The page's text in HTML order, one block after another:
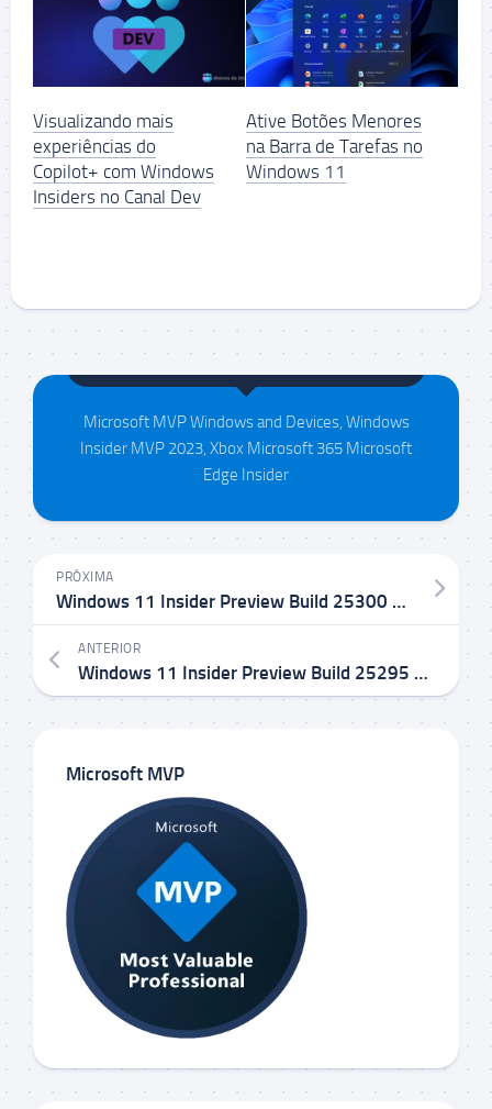
Visualizando mais
experiências do
Copilot+ com Windows
Insiders no Canal Dev
Ative Botões Menores
na Barra de Tarefas no
Windows 11
Microsoft MVP Windows and Devices, Windows
Insider MVP 2023, Xbox Microsoft 365 Microsoft
Edge Insider
PRÓXIMA
Windows 11 Insider Preview Build 25300 no Canal Dev
ANTERIOR
Windows 11 Insider Preview Build 25295 no Canal Dev
Microsoft MVP